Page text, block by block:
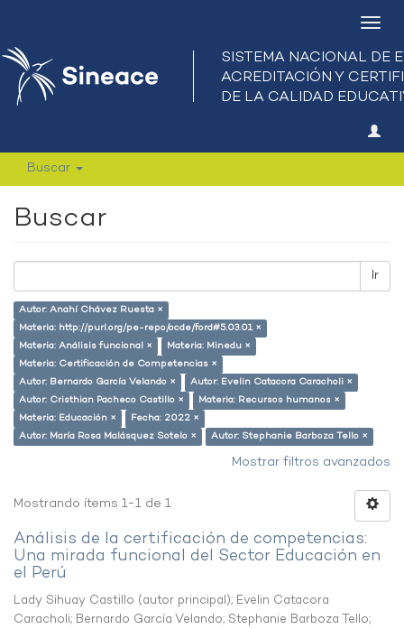
Buscar
Buscar
Ir
Autor: Anahí Chávez Ruesta ×
Materia: http://purl.org/pe-repo/ocde/ford#5.03.01 ×
Materia: Análisis funcional ×
Materia: Minedu ×
Materia: Certificación de Competencias ×
Autor: Bernardo García Velando ×
Autor: Evelin Catacora Caracholi ×
Autor: Cristhian Pacheco Castillo ×
Materia: Recursos humanos ×
Materia: Educación ×
Fecha: 2022 ×
Autor: María Rosa Malásquez Sotelo ×
Autor: Stephanie Barboza Tello ×
Mostrar filtros avanzados
Mostrando ítems 1-1 de 1
Análisis de la certificación de competencias:
Una mirada funcional del Sector Educación en
el Perú
Lady Sihuay Castillo (autor principal); Evelin Catacora
Caracholi; Bernardo García Velando; Stephanie Barboza Tello;